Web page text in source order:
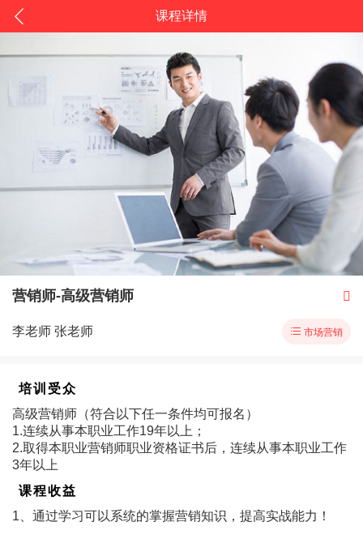
课程详情
营销师-高级营销师 
李老师 张老师  市场营销
培训受众
高级营销师（符合以下任一条件均可报名）
1.连续从事本职业工作19年以上；
2.取得本职业营销师职业资格证书后，连续从事本职业工作
3年以上
课程收益
1、通过学习可以系统的掌握营销知识，提高实战能力！